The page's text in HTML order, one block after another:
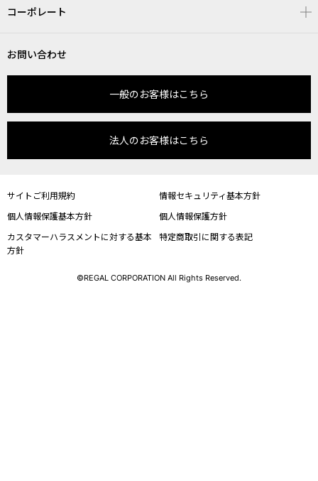
コーポレート
お問い合わせ
一般のお客様はこちら
法人のお客様はこちら
サイトご利用規約
情報セキュリティ基本方針
個人情報保護基本方針
個人情報保護方針
カスタマーハラスメントに対する基本
方針
特定商取引に関する表記
©REGAL CORPORATION All Rights Reserved.